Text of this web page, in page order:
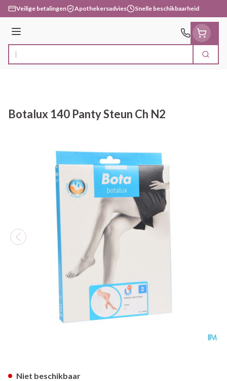
Ga naar de inhoud
Veilige betalingen Apothekersadvies Snelle beschikbaarheid
Menu
Product, merk, categorie... Zoek
Botalux 140 Panty Steun Ch N2
Niet beschikbaar